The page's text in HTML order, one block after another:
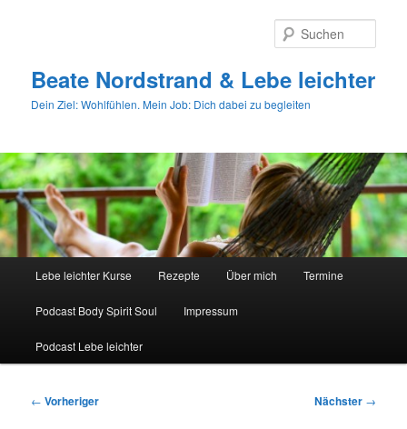
Beate Nordstrand & Lebe leichter
Dein Ziel: Wohlfühlen. Mein Job: Dich dabei zu begleiten
Lebe leichter Kurse Rezepte Über mich Termine
Podcast Body Spirit Soul Impressum
Podcast Lebe leichter
Beitragsnavigation
← Vorheriger Nächster →